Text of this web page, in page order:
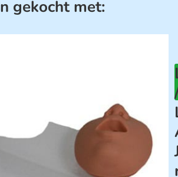
gekocht met: